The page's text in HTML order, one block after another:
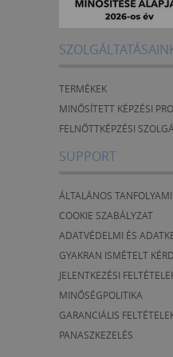
TERMÉKEK
MINŐSÍTETT KÉPZÉSI
FELNŐTTKÉPZÉSI
SUPPORT
ÁLTALÁNOS
COOKIE SZABÁLYZAT
ADATVÉDELMI ÉS
GYAKRAN ISMÉTELT
JELENTKEZÉSI
MINŐSÉGPOLITIKA
GARANCIÁLIS
PANASZKEZELÉS